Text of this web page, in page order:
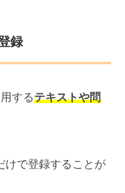
録
するテキストや問
けで登録することが